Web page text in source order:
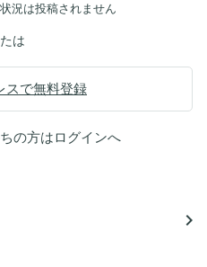
況は投稿されません
は
スで無料登録
の方はログインへ
navigate_next